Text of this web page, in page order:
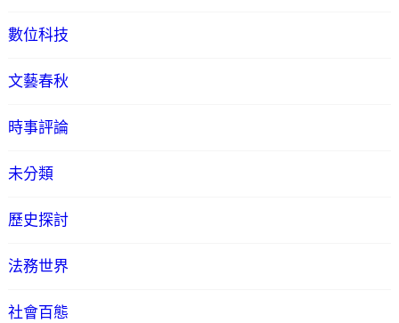
數位科技
文藝春秋
時事評論
未分類
歷史探討
法務世界
社會百態